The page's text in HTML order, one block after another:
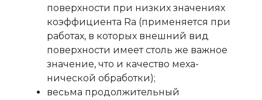
поверхности при низких значениях
коэффициента Ra (применяется при
работах, в которых внешний вид
поверхности имеет столь же важное
значение, что и качество меха-
нической обработки);
весьма продолжительный